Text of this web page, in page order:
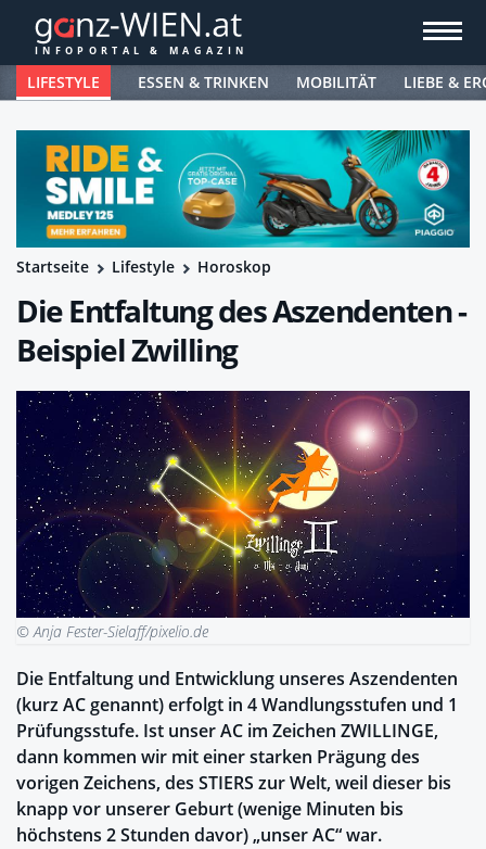
LIFESTYLE ESSEN & TRINKEN MOBILITÄT LIEBE &
Startseite Lifestyle Horoskop
Die Entfaltung des Aszendenten -
Beispiel Zwilling
© Anja Fester-Sielaff/pixelio.de
Die Entfaltung und Entwicklung unseres Aszendenten
(kurz AC genannt) erfolgt in 4 Wandlungsstufen und 1
Prüfungsstufe. Ist unser AC im Zeichen ZWILLINGE,
dann kommen wir mit einer starken Prägung des
vorigen Zeichens, des STIERS zur Welt, weil dieser bis
knapp vor unserer Geburt (wenige Minuten bis
höchstens 2 Stunden davor) „unser AC“ war.